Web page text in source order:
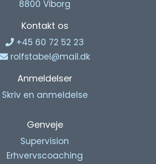
8800 Viborg
Kontakt os
+45 60 72 52 23
rolfstabel@mail.dk
Anmeldelser
Skriv en anmeldelse
Genveje
Supervision
Erhvervscoaching